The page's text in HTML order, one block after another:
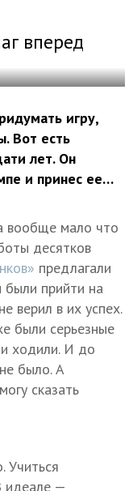
вперед
игру,
Вот есть
лет. Он
и принес ее…
вообще мало что
десятков
предлагали
прийти на
верил в их успех.
были серьезные
ходили. И до
было. А
сказать
Учиться
идеале —